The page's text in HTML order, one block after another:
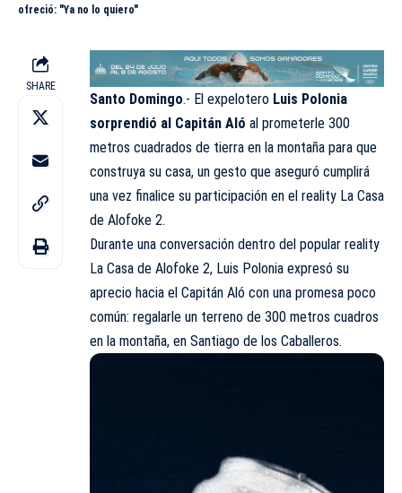
ofreció: "Ya no lo quiero"
SHARE
Santo Domingo.- El expelotero Luis Polonia
sorprendió al Capitán Aló al prometerle 300
metros cuadrados de tierra en la montaña para que
construya su casa, un gesto que aseguró cumplirá
una vez finalice su participación en el reality La Casa
de Alofoke 2.
Durante una conversación dentro del popular reality
La Casa de Alofoke 2, Luis Polonia expresó su
aprecio hacia el Capitán Aló con una promesa poco
común: regalarle un terreno de 300 metros cuadros
en la montaña, en Santiago de los Caballeros.